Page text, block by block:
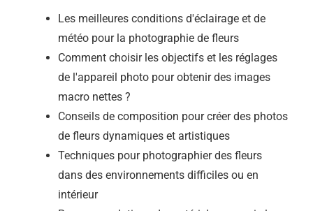
Les meilleures conditions d'éclairage et de
météo pour la photographie de fleurs
Comment choisir les objectifs et les réglages
de l'appareil photo pour obtenir des images
macro nettes ?
Conseils de composition pour créer des photos
de fleurs dynamiques et artistiques
Techniques pour photographier des fleurs
dans des environnements difficiles ou en
intérieur